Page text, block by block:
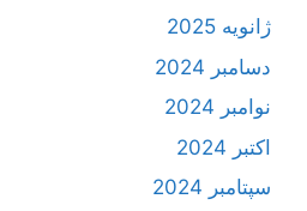
ژانویه 2025
دسامبر 2024
نوامبر 2024
اکتبر 2024
سپتامبر 2024